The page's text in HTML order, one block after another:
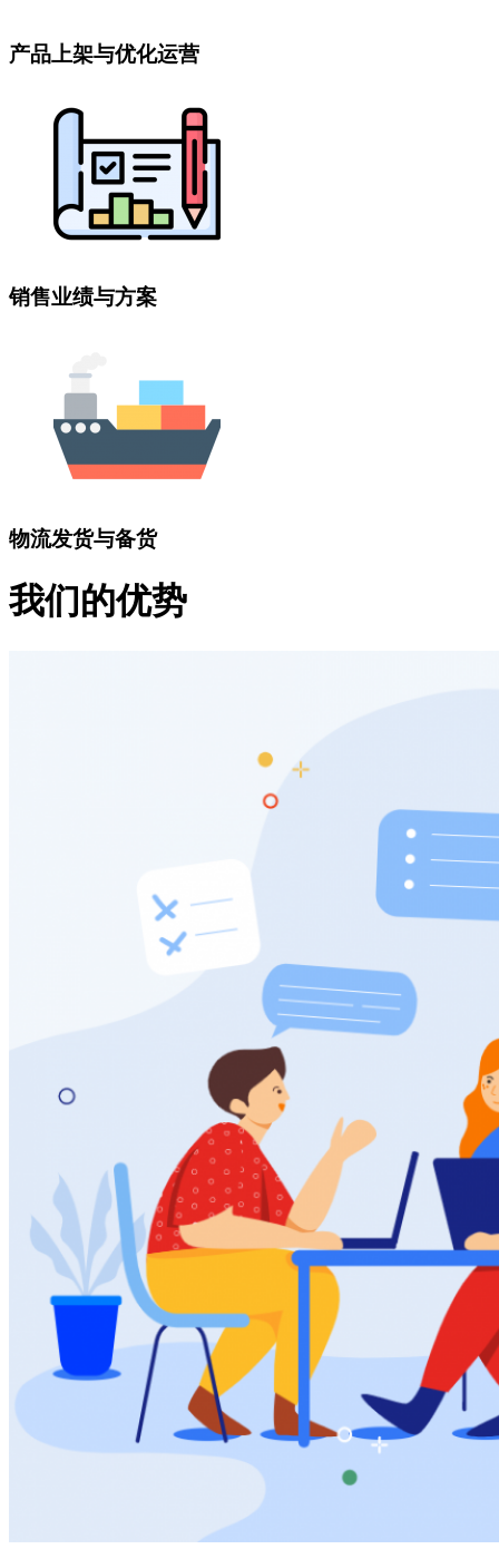
产品上架与优化运营
销售业绩与方案
物流发货与备货
我们的优势